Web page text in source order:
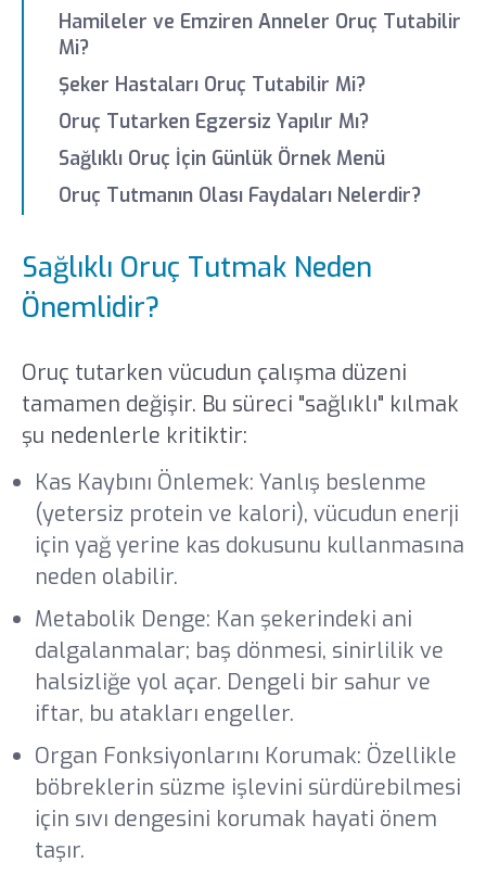
Hamileler ve Emziren Anneler Oruç Tutabilir
Mi?
Şeker Hastaları Oruç Tutabilir Mi?
Oruç Tutarken Egzersiz Yapılır Mı?
Sağlıklı Oruç İçin Günlük Örnek Menü
Oruç Tutmanın Olası Faydaları Nelerdir?
Sağlıklı Oruç Tutmak Neden
Önemlidir?
Oruç tutarken vücudun çalışma düzeni
tamamen değişir. Bu süreci "sağlıklı" kılmak
şu nedenlerle kritiktir:
Kas Kaybını Önlemek: Yanlış beslenme
(yetersiz protein ve kalori), vücudun enerji
için yağ yerine kas dokusunu kullanmasına
neden olabilir.
Metabolik Denge: Kan şekerindeki ani
dalgalanmalar; baş dönmesi, sinirlilik ve
halsizliğe yol açar. Dengeli bir sahur ve
iftar, bu atakları engeller.
Organ Fonksiyonlarını Korumak: Özellikle
böbreklerin süzme işlevini sürdürebilmesi
için sıvı dengesini korumak hayati önem
taşır.